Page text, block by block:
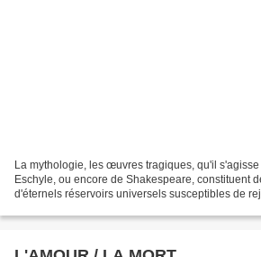
La mythologie, les œuvres tragiques, qu'il
Eschyle, ou encore de Shakespeare, constituent
d'éternels réservoirs universels susceptibles de